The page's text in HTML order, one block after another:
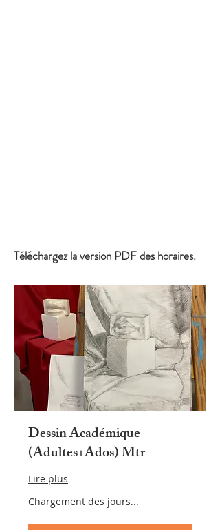
Téléchargez la version PDF des horaires.
Dessin Académique
(Adultes+Ados) Mtr
Lire plus
Chargement des jours...